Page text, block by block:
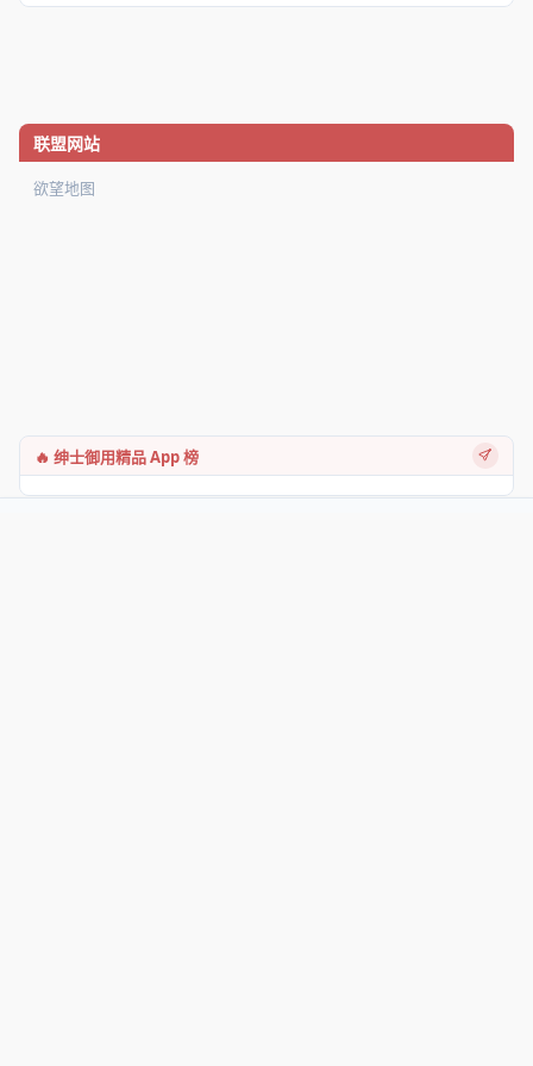
联盟网站
欲望地图
🔥 绅士御用精品 App 榜